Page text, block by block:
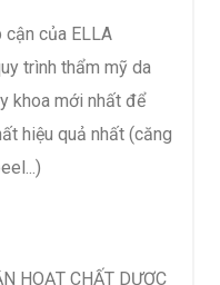
của ELLA
trình thẩm mỹ da
khoa mới nhất để
hiệu quả nhất (căng
HOẠT CHẤT DƯỢC